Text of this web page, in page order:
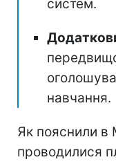
систем.
навчання.
Як пояснили
проводилися